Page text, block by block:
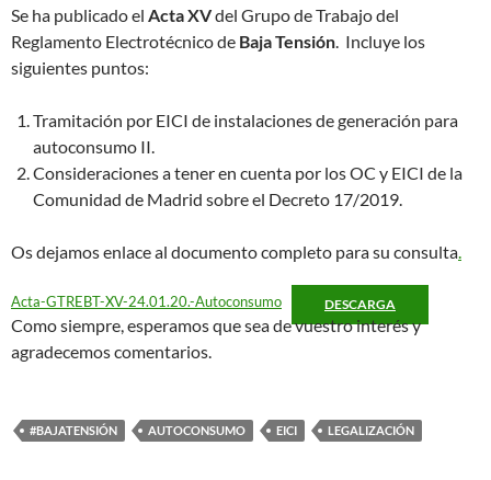
Se ha publicado el Acta XVdel Grupo de Trabajo del
Reglamento Electrotécnico de Baja Tensión. Incluye los
siguientes puntos:
Tramitación por EICI de instalaciones de generación para
autoconsumo II.
Consideraciones a tener en cuenta por los OC y EICI de la
Comunidad de Madrid sobre el Decreto 17/2019.
Os dejamos enlace al documento completo para su consulta.
Acta-GTREBT-XV-24.01.20.-Autoconsumo DESCARGA
Como siempre, esperamos que sea de vuestro interés y
agradecemos comentarios.
#BAJATENSIÓN AUTOCONSUMO EICI LEGALIZACIÓN